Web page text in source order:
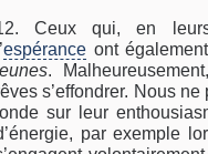
Ceux qui, en leurs
espérance ont
.
s’effondrer. Nous
sur leur
par exemple